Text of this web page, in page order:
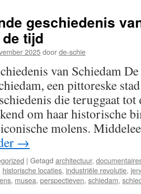
geschiedenis
tijd
2025doorde-schie
van Schiedam
een pittoreske
die teruggaat
om haar historische
molens.
→
| Getagd architectuur,
historische locaties, industriële revolutie,
, musea, perspectieven, schiedam,